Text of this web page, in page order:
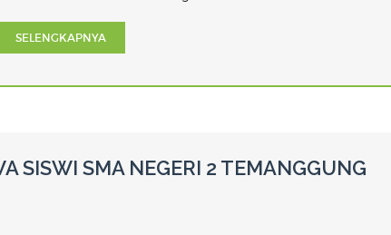
SELENGKAPNYA
SISWI SMA NEGERI 2 TEMANGGUNG